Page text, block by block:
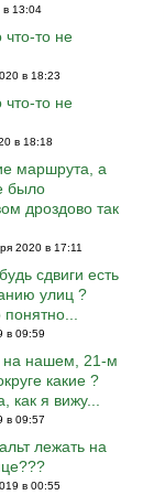
в 13:04
то не
в 18:23
то не
в 18:18
маршрута, а
было
дроздово так
2020 в 17:11
сдвиги есть
улиц ?
в 09:59
на нашем, 21-м
какие ?
как я вижу...
в 09:57
лежать на
в 00:55